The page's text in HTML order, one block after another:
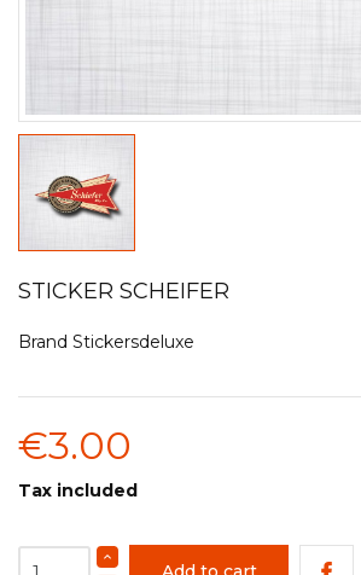
STICKER SCHEIFER
Brand Stickersdeluxe
€3.00
Tax included